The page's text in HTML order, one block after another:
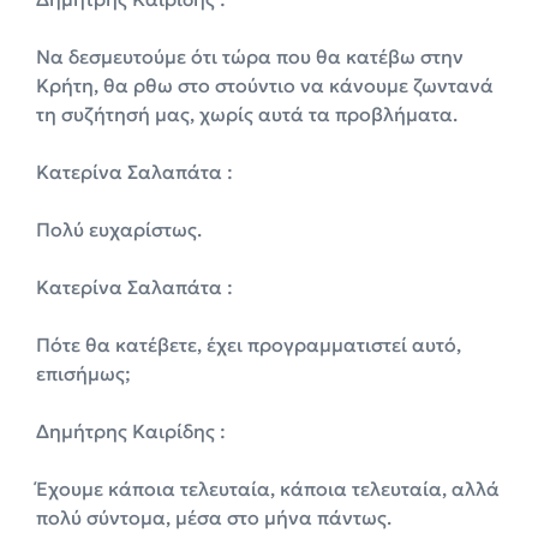
Να δεσμευτούμε ότι τώρα που θα κατέβω στην
Κρήτη, θα ρθω στο στούντιο να κάνουμε ζωντανά
τη συζήτησή μας, χωρίς αυτά τα προβλήματα.
Κατερίνα Σαλαπάτα :
Πολύ ευχαρίστως.
Κατερίνα Σαλαπάτα :
Πότε θα κατέβετε, έχει προγραμματιστεί αυτό,
επισήμως;
Δημήτρης Καιρίδης :
Έχουμε κάποια τελευταία, κάποια τελευταία, αλλά
πολύ σύντομα, μέσα στο μήνα πάντως.